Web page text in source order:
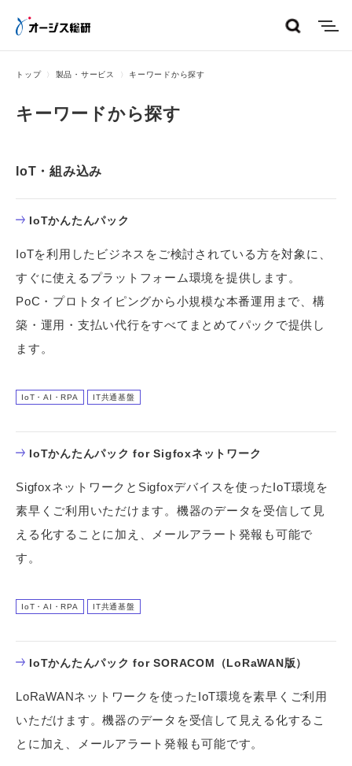
トップ 製品・サービス キーワードから探す
キーワードから探す
IoT・組み込み
IoTかんたんパック
IoTを利用したビジネスをご検討されている方を対象に、
すぐに使えるプラットフォーム環境を提供します。
PoC・プロトタイピングから小規模な本番運用まで、構
築・運用・支払い代行をすべてまとめてパックで提供し
ます。
IoT・AI・RPA IT共通基盤
IoTかんたんパック for Sigfoxネットワーク
SigfoxネットワークとSigfoxデバイスを使ったIoT環境を
素早くご利用いただけます。機器のデータを受信して見
える化することに加え、メールアラート発報も可能で
す。
IoT・AI・RPA IT共通基盤
IoTかんたんパック for SORACOM（LoRaWAN版）
LoRaWANネットワークを使ったIoT環境を素早くご利用
いただけます。機器のデータを受信して見える化するこ
とに加え、メールアラート発報も可能です。